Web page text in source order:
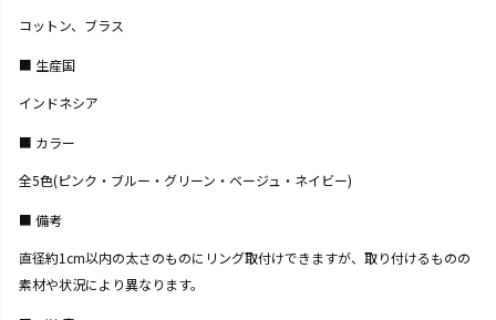
コットン、ブラス
生産国
インドネシア
カラー
全5色(ピンク・ブルー・グリーン・ベージュ・ネイビー)
備考
直径約1cm以内の太さのものにリング取付けできますが、取り付けるものの
素材や状況により異なります。